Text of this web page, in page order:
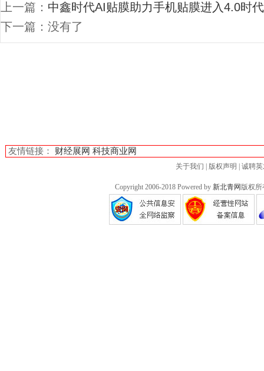
上一篇： 中鑫时代AI贴膜助力手机贴膜进入4.0时代
下一篇：没有了
友情链接： 财经展网 科技商业网
关于我们 版权声明 诚聘
Copyright 2006-2018 Powered by 新北青网 版权